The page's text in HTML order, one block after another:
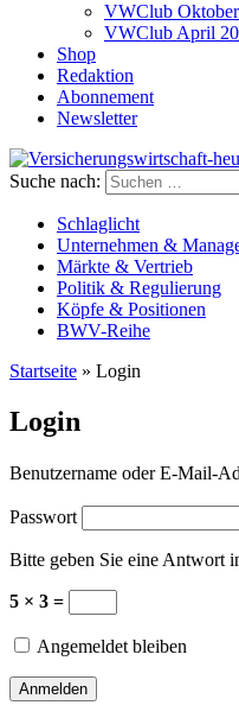
VWClub
VWClub April
Shop
Redaktion
Abonnement
Newsletter
Versicherungswirtschaft-heute
Suche nach:
Schlaglicht
Unternehmen &
Märkte & Vertrieb
Politik & Regulierung
Köpfe & Positionen
BWV-Reihe
Startseite » Login
Login
Benutzername oder E-Mail-
Passwort
Bitte geben Sie eine Antwort
5 × 3 =
Angemeldet bleiben